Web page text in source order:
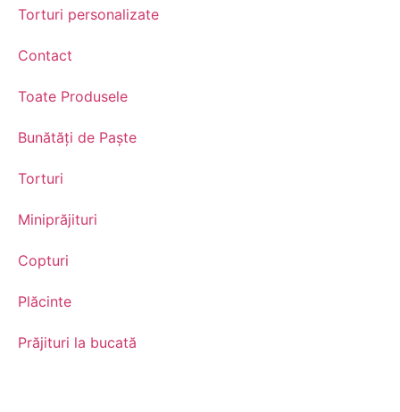
Torturi personalizate
Contact
Toate Produsele
Bunătăți de Paște
Torturi
Miniprăjituri
Copturi
Plăcinte
Prăjituri la bucată